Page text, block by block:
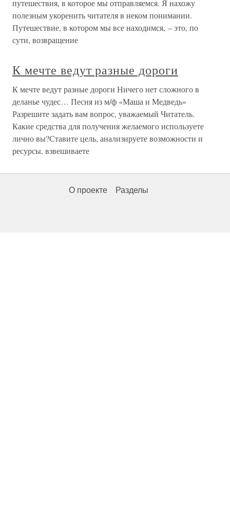
путешествия, в которое мы отправляемся. Я нахожу
полезным укоренить читателя в неком понимании.
Путешествие, в котором мы все находимся, – это, по
сути, возвращение
К мечте ведут разные дороги
К мечте ведут разные дороги Ничего нет сложного в
деланье чудес… Песня из м/ф «Маша и Медведь»
Разрешите задать вам вопрос, уважаемый Читатель.
Какие средства для получения желаемого используете
лично вы?Ставите цель, анализируете возможности и
ресурсы, взвешиваете
О проекте Разделы